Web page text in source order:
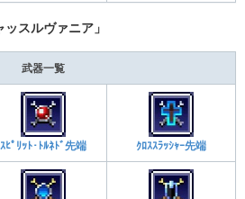
スルヴァニア」
武器一覧
ｽﾋﾟﾘｯﾄ･ﾄﾙﾈﾄﾞ先端 ｸﾛｽｽﾗｯｼｬｰ先端